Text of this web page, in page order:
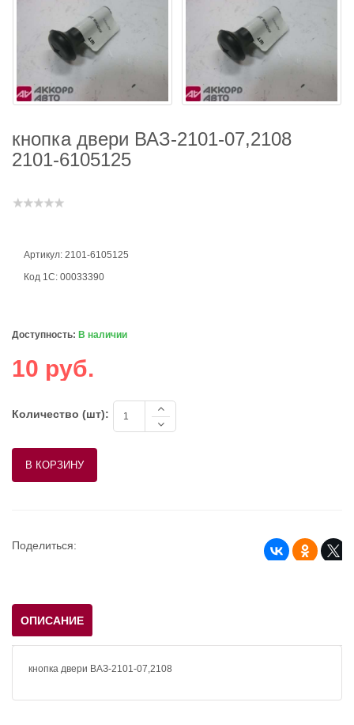
кнопка двери ВАЗ-2101-07,2108
2101-6105125
Артикул: 2101-6105125
Код 1С: 00033390
Доступность: В наличии
10 руб.
Количество (шт):
Поделиться:
ОПИСАНИЕ
кнопка двери ВАЗ-2101-07,2108